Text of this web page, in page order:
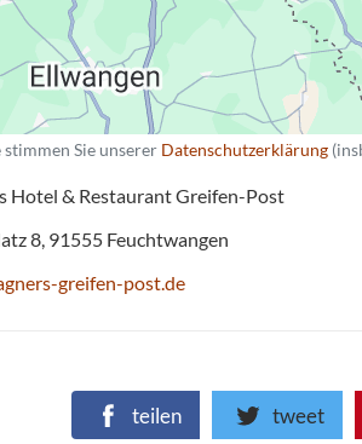
Sie unserer Datenschutzerklärung
Hotel & Restaurant Greifen-Post
8 91555 Feuchtwangen
greifen-post.de
teilen tweet